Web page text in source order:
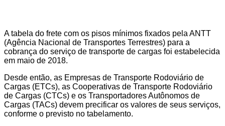
A tabela do frete com os pisos mínimos fixados pela ANTT
(Agência Nacional de Transportes Terrestres) para a
cobrança do serviço de transporte de cargas foi estabelecida
em maio de 2018.
Desde então, as Empresas de Transporte Rodoviário de
Cargas (ETCs), as Cooperativas de Transporte Rodoviário
de Cargas (CTCs) e os Transportadores Autônomos de
Cargas (TACs) devem precificar os valores de seus serviços,
conforme o previsto no tabelamento.